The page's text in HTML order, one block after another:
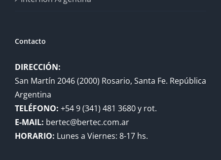
Contacto
DIRECCIÓN:
San Martín 2046 (2000) Rosario, Santa Fe. República
Argentina
TELÉFONO: +54 9 (341) 481 3680 y rot.
E-MAIL: bertec@bertec.com.ar
HORARIO: Lunes a Viernes: 8-17 hs.